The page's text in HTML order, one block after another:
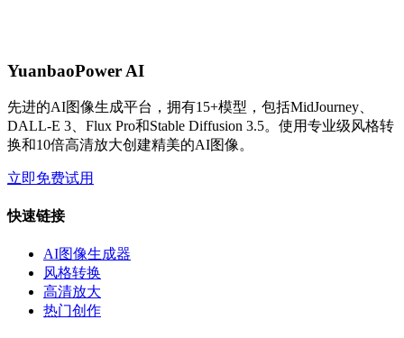
YuanbaoPower AI
先进的AI图像生成平台，拥有15+模型，包括MidJourney、
DALL-E 3、Flux Pro和Stable Diffusion 3.5。使用专业级风格转
换和10倍高清放大创建精美的AI图像。
立即免费试用
快速链接
AI图像生成器
风格转换
高清放大
热门创作